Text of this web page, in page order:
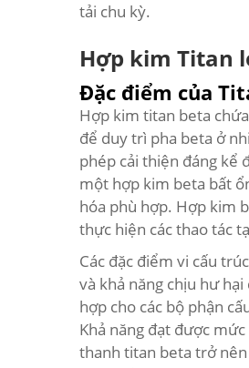
tải chu kỳ.
Hợp kim Titan
Đặc điểm của
Hợp kim titan beta
để duy trì pha beta ở
phép cải thiện đáng kể
một hợp kim beta bất
hóa phù hợp. Hợp kim
thực hiện các thao tác
Các đặc điểm vi cấu
và khả năng chịu hư
hợp cho các bộ phận
Khả năng đạt được
thanh titan beta trở